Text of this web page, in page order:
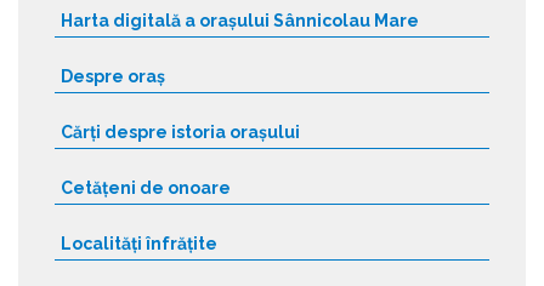
Harta digitală a orașului Sânnicolau Mare
Despre oraș
Cărți despre istoria orașului
Cetățeni de onoare
Localități înfrățite